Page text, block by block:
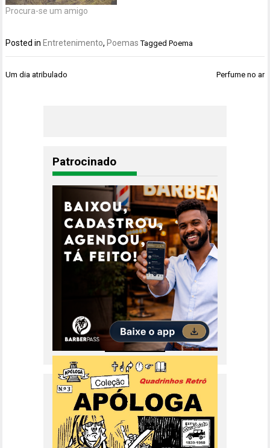
Procura-se um amigo
Posted in Entretenimento, Poemas TaggedPoema
Navegação
Um dia atribulado Perfume no ar
Patrocinado